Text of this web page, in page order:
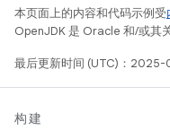
本页面上的内容和代码示例受
OpenJDK 是 Oracle 和/或其
最后更新时间 (UTC)：2025-
构建